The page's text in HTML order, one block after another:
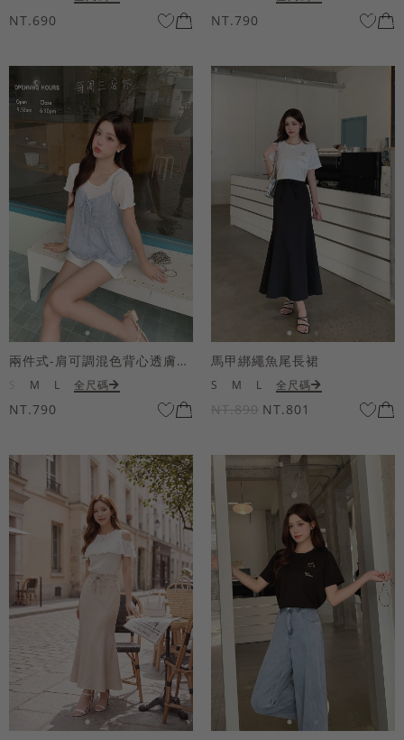
NT.690 NT.790
兩件式-肩可調混色背心透膚上衣套組
M L 全尺碼
NT.790
馬甲綁繩魚尾長裙
S M L 全尺碼
NT.890 NT.801